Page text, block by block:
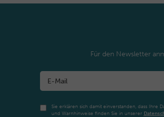
Für den Newsletter
Sie erklären sich damit einverstanden, dass
und Warnhinweise finden Sie in unserer